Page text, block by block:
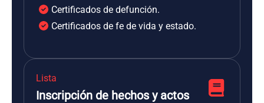
Certificados de defunción.
Certificados de fe de vida y estado.
Lista
Inscripción de hechos y actos